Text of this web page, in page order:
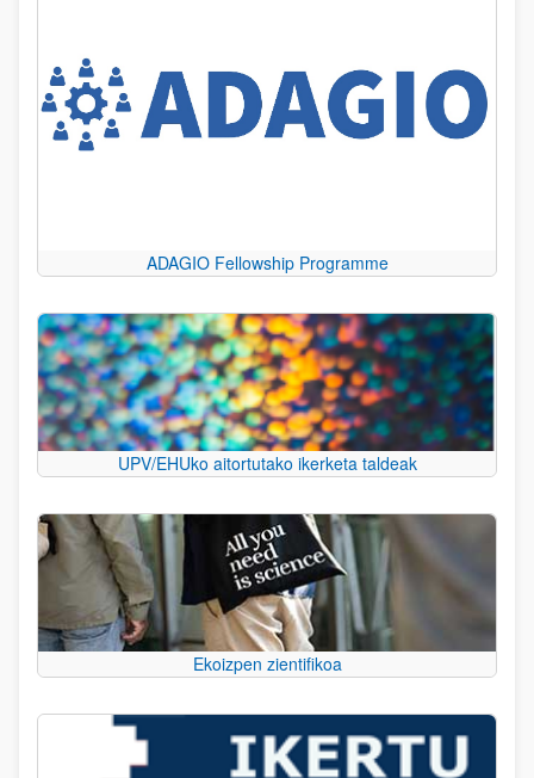
ADAGIO Fellowship Programme
UPV/EHUko aitortutako ikerketa taldeak
Ekoizpen zientifikoa